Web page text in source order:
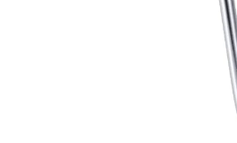
FAVORIT PÁNSKÝ -